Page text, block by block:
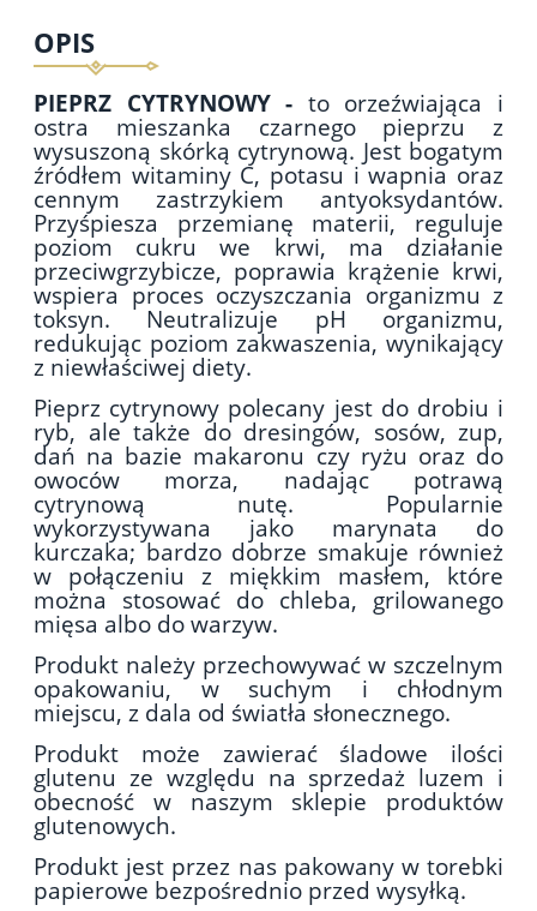
OPIS
PIEPRZ CYTRYNOWY - to orzeźwiająca i
ostra mieszanka czarnego pieprzu z
wysuszoną skórką cytrynową. Jest bogatym
źródłem witaminy C, potasu i wapnia oraz
cennym zastrzykiem antyoksydantów.
Przyśpiesza przemianę materii, reguluje
poziom cukru we krwi, ma działanie
przeciwgrzybicze, poprawia krążenie krwi,
wspiera proces oczyszczania organizmu z
toksyn. Neutralizuje pH organizmu,
redukując poziom zakwaszenia, wynikający
z niewłaściwej diety.
Pieprz cytrynowy polecany jest do drobiu i
ryb, ale także do dresingów, sosów, zup,
dań na bazie makaronu czy ryżu oraz do
owoców morza, nadając potrawą
cytrynową nutę. Popularnie
wykorzystywana jako marynata do
kurczaka; bardzo dobrze smakuje również
w połączeniu z miękkim masłem, które
można stosować do chleba, grilowanego
mięsa albo do warzyw.
Produkt należy przechowywać w szczelnym
opakowaniu, w suchym i chłodnym
miejscu, z dala od światła słonecznego.
Produkt może zawierać śladowe ilości
glutenu ze względu na sprzedaż luzem i
obecność w naszym sklepie produktów
glutenowych.
Produkt jest przez nas pakowany w torebki
papierowe bezpośrednio przed wysyłką.